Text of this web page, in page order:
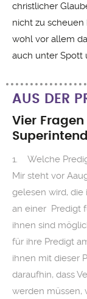
christlicher
nicht zu
wohl vor allem
auch unter Spott
AUS DER
Vier
1. Welche
Mir steht vor
gelesen wird,
an einer Predigt
ihnen sind
für ihre Predigt
ihnen mit dieser
daraufhin, dass
werden müssen,